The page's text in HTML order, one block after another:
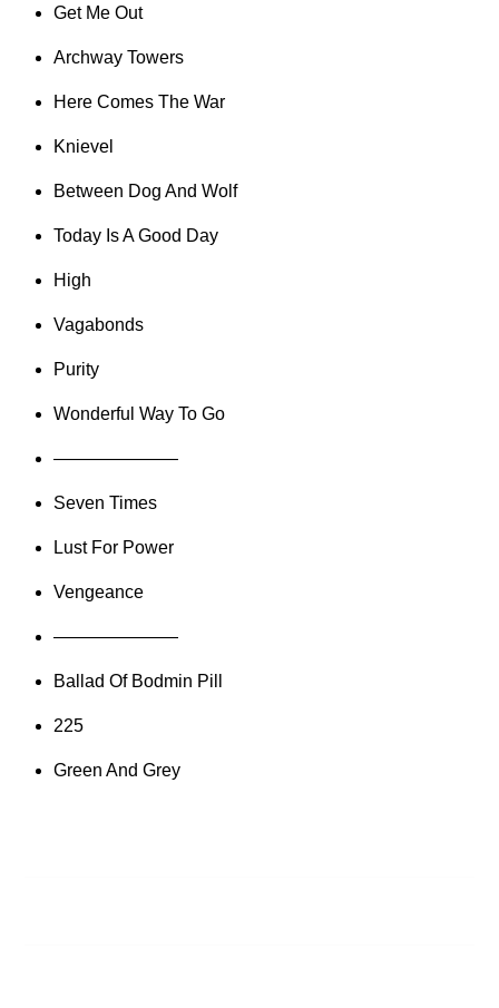
Get Me Out
Archway Towers
Here Comes The War
Knievel
Between Dog And Wolf
Today Is A Good Day
High
Vagabonds
Purity
Wonderful Way To Go
———————
Seven Times
Lust For Power
Vengeance
———————
Ballad Of Bodmin Pill
225
Green And Grey